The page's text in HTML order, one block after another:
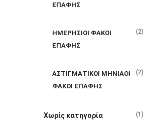
ΕΠΑΦΗΣ
ΗΜΕΡΗΣΙΟΙ ΦΑΚΟΙ
ΕΠΑΦΗΣ
(2)
ΑΣΤΙΓΜΑΤΙΚΟΙ ΜΗΝΙΑΟΙ
ΦΑΚΟΙ ΕΠΑΦΗΣ
(2)
Χωρίς κατηγορία (1)